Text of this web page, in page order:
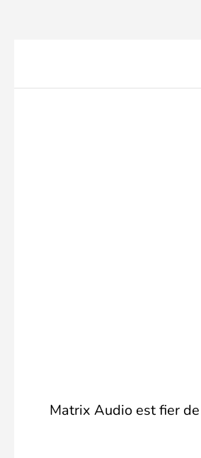
Matrix Audio est fier